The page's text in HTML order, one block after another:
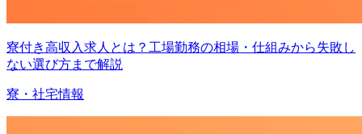
寮付き高収入求人とは？工場勤務の相場・仕組みから失敗し
ない選び方まで解説
寮・社宅情報